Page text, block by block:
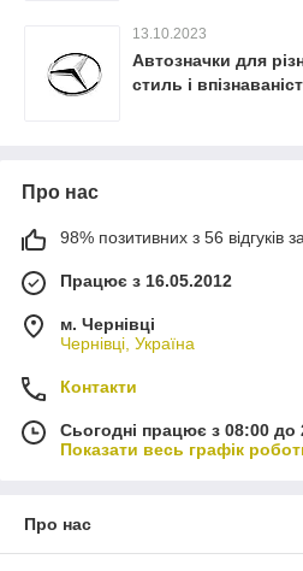
13.10.2023
Автозначки для
стиль і
Про нас
98% позитивних з 56 відгуків
Працює з 16.05.2012
м. Чернівці
Чернівці, Україна
Контакти
Сьогодні працює з 08:00 до
Показати весь графік
Про нас